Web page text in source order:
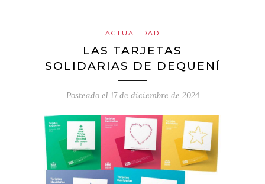
ACTUALIDAD
LAS TARJETAS
SOLIDARIAS DE DEQUENÍ
Posteado el 17 de diciembre de 2024